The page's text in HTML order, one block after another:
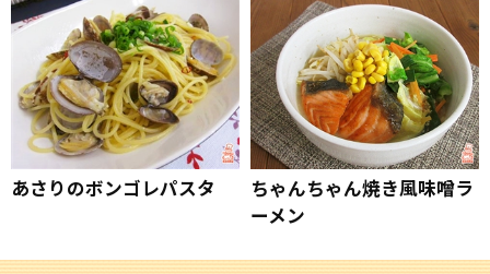
あさりのボンゴレパスタ
ちゃんちゃん焼き風味噌ラ
ーメン